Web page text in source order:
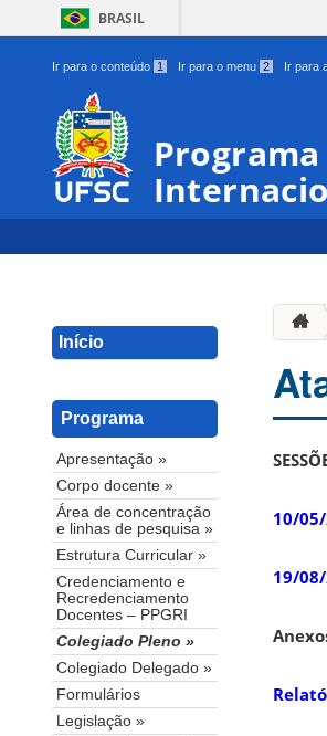
BRASIL
Ir para o conteúdo 1 Ir para o menu 2 Ir para
Início
Programa
Apresentação »
Corpo docente »
Área de concentração
e linhas de pesquisa »
Estrutura Curricular »
Credenciamento e
Recredenciamento
Docentes – PPGRI
Colegiado Pleno »
Colegiado Delegado »
Formulários
Legislação »
10/
19/